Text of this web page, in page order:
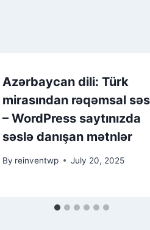
Azərbaycan dili: Türk
mirasından rəqəmsal
– WordPress saytınızda
səslə danışan mətnlər
By reinventwp July 20, 2025